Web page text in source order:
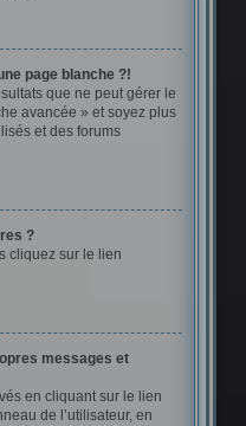
page blanche ?!
que ne peut gérer le
avancée » et soyez plus
et des forums
?
cliquez sur le lien
messages et
en cliquant sur le lien
de l’utilisateur, en